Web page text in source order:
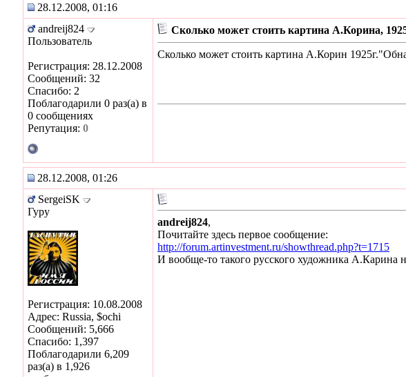
28.12.2008, 01:16
andreij824
Пользователь
Регистрация: 28.12.2008
Сообщений: 32
Спасибо: 2
Поблагодарили 0 раз(а) в
0 сообщениях
Репутация: 0
Сколько может стоить картина А.Корина,
Сколько может стоить картина А.Корин
28.12.2008, 01:26
SergeiSK
Гуру
Регистрация: 10.08.2008
Адрес: Russia, $ochi
Сообщений: 5,666
Спасибо: 1,397
Поблагодарили 6,209
раз(а) в 1,926
andreij824,
Почитайте здесь первое сообщение:
http://forum.artinvestment.ru/showthread.php?t=1715
И вообще-то такого русского художника А.Карина